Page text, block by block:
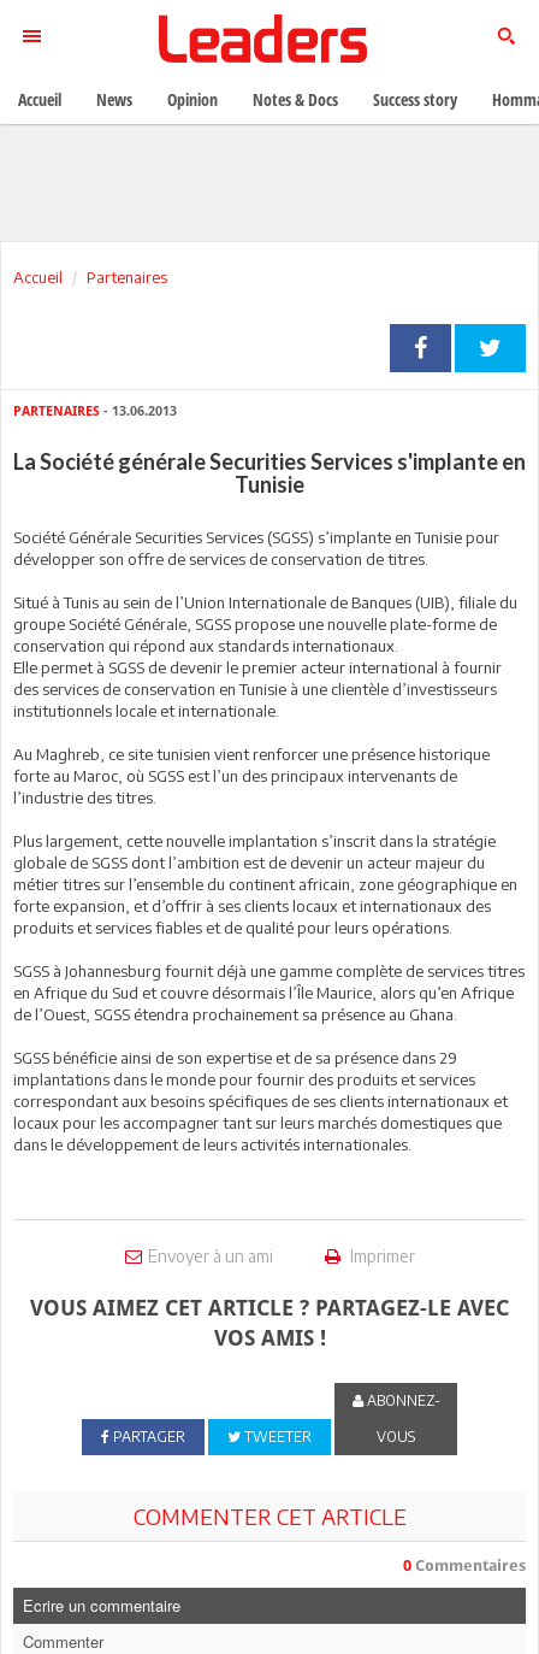
Accueil Partenaires
PARTENAIRES - 13.06.2013
La Société générale Securities Services s'implante en
Tunisie
Société Générale Securities Services (SGSS) s’implante en Tunisie pour
développer son offre de services de conservation de titres.
Situé à Tunis au sein de l’Union Internationale de Banques (UIB), filiale du
groupe Société Générale, SGSS propose une nouvelle plate-forme de
conservation qui répond aux standards internationaux.
Elle permet à SGSS de devenir le premier acteur international à fournir
des services de conservation en Tunisie à une clientèle d’investisseurs
institutionnels locale et internationale.
Au Maghreb, ce site tunisien vient renforcer une présence historique
forte au Maroc, où SGSS est l’un des principaux intervenants de
l’industrie des titres.
Plus largement, cette nouvelle implantation s’inscrit dans la stratégie
globale de SGSS dont l’ambition est de devenir un acteur majeur du
métier titres sur l’ensemble du continent africain, zone géographique en
forte expansion, et d’offrir à ses clients locaux et internationaux des
produits et services fiables et de qualité pour leurs opérations.
SGSS à Johannesburg fournit déjà une gamme complète de services titres
en Afrique du Sud et couvre désormais l’Île Maurice, alors qu’en Afrique
de l’Ouest, SGSS étendra prochainement sa présence au Ghana.
SGSS bénéficie ainsi de son expertise et de sa présence dans 29
implantations dans le monde pour fournir des produits et services
correspondant aux besoins spécifiques de ses clients internationaux et
locaux pour les accompagner tant sur leurs marchés domestiques que
dans le développement de leurs activités internationales.
Envoyer à un ami Imprimer
VOUS AIMEZ CET ARTICLE ? PARTAGEZ-LE AVEC
VOS AMIS !
PARTAGER TWEETER
ABONNEZ-
VOUS
COMMENTER CET ARTICLE
0 Commentaires
Ecrire un commentaire
Commenter
Accueil News Opinion Notes & Docs Success story